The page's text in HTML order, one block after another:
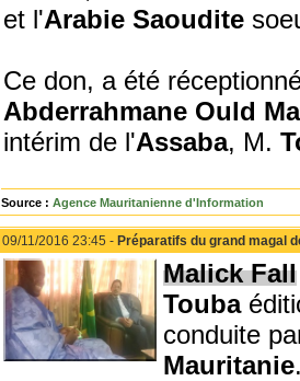
et l'Arabie Saoudite
Ce don, a été
Abderrahmane Ould
intérim de l'Assaba, M.
Source : Agence Mauritanienne d'Information
09/11/2016 23:45 - Préparatifs du grand magal
Malick Fall
Touba
conduite
Mauritanie